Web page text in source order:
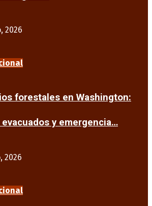
2026
forestales en Washington:
y emergencia…
2026